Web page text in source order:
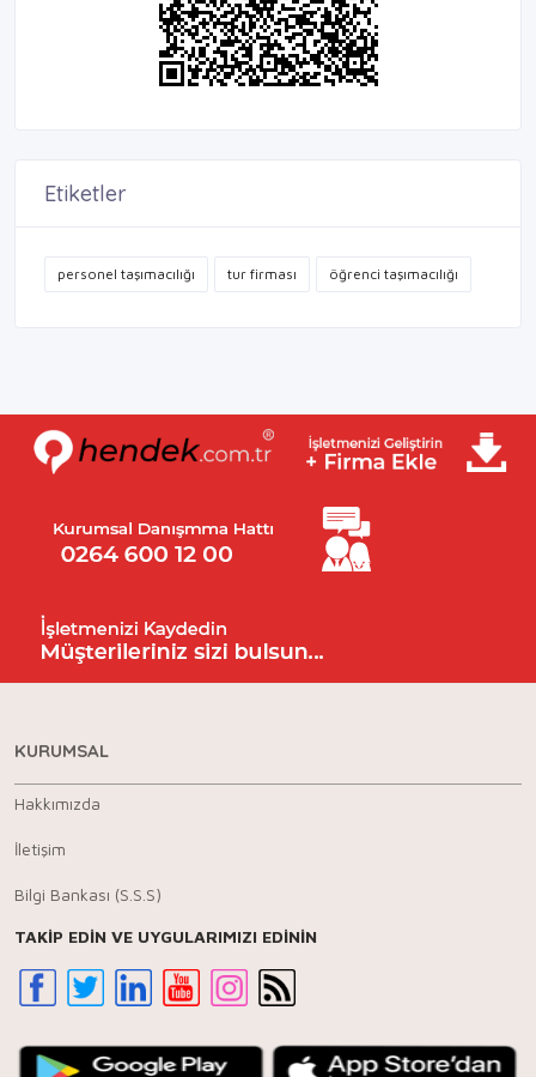
Etiketler
personel taşımacılığı tur firması öğrenci taşımacılığı
KURUMSAL
Hakkımızda
İletişim
Bilgi Bankası (S.S.S)
TAKİP EDİN VE UYGULARIMIZI EDİNİN